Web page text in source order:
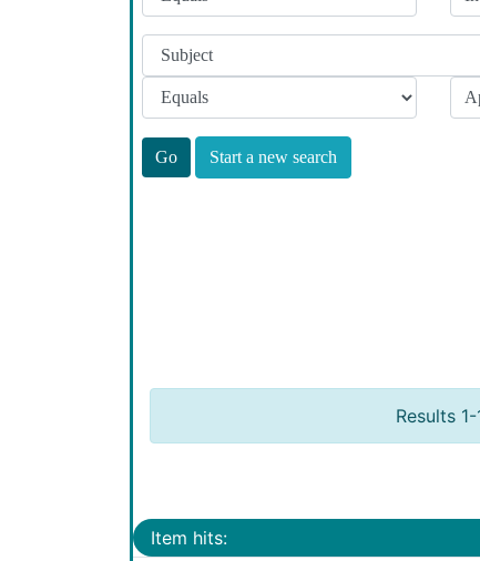
Start a new search
Results
Item hits: